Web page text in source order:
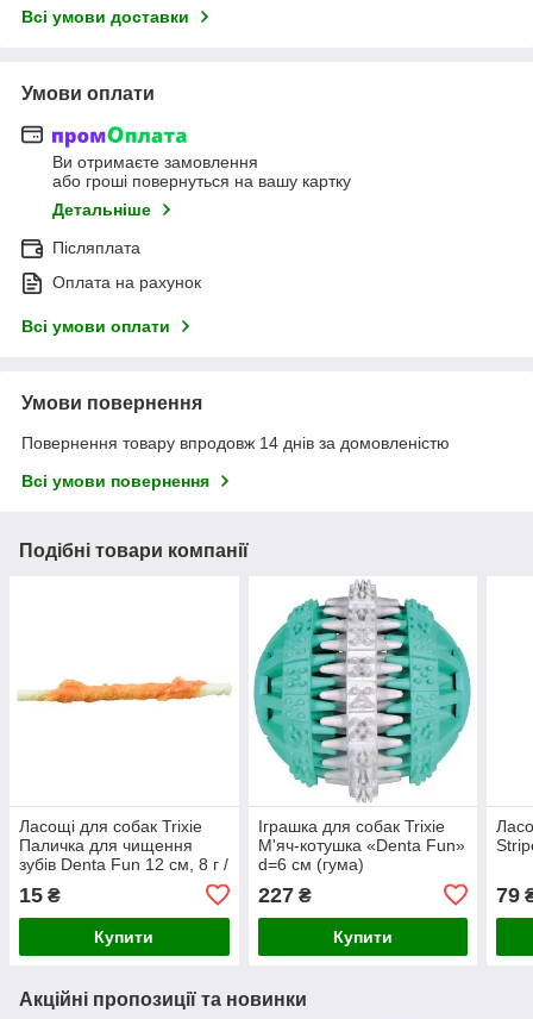
Всі умови доставки
Умови оплати
Ви отримаєте замовлення
або гроші повернуться на вашу картку
Детальніше
Післяплата
Оплата на рахунок
Всі умови оплати
Умови повернення
Повернення товару впродовж 14 днів за домовленістю
Всі умови повернення
Подібні товари компанії
Ласощі для собак Trixie
Паличка для чищення
зубів Denta Fun 12 см, 8 г /
15 ₴
Купити
Іграшка для собак Trixie
М'яч-котушка «Denta Fun»
d=6 см (гума)
227₴
Купити
79
Акційні пропозиції та новинки